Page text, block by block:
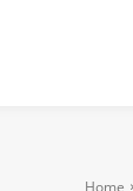
Home